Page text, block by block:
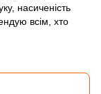
насиченість
всім, хто